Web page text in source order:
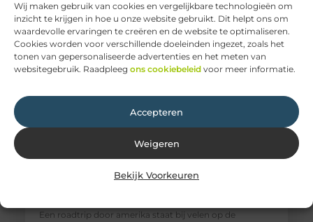
Wij maken gebruik van cookies en vergelijkbare technologieën om
inzicht te krijgen in hoe u onze website gebruikt. Dit helpt ons om
waardevolle ervaringen te creëren en de website te optimaliseren.
Cookies worden voor verschillende doeleinden ingezet, zoals het
tonen van gepersonaliseerde advertenties en het meten van
websitegebruik. Raadpleeg ons cookiebeleid voor meer informatie.
Accepteren
Weigeren
Bekijk Voorkeuren
Een roadtrip door amerika staat bij velen op de